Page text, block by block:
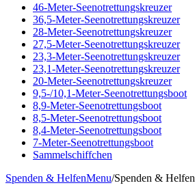
46-Meter-Seenotrettungskreuzer
36,5-Meter-Seenotrettungskreuzer
28-Meter-Seenotrettungskreuzer
27,5-Meter-Seenotrettungskreuzer
23,3-Meter-Seenotrettungskreuzer
23,1-Meter-Seenotrettungskreuzer
20-Meter-Seenotrettungskreuzer
9,5-/10,1-Meter-Seenotrettungsboot
8,9-Meter-Seenotrettungsboot
8,5-Meter-Seenotrettungsboot
8,4-Meter-Seenotrettungsboot
7-Meter-Seenotrettungsboot
Sammelschiffchen
Spenden & HelfenMenu/Spenden & Helfen